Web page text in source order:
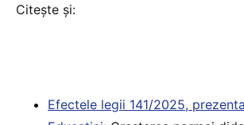
Citește și:
Efectele legii 141/2025,